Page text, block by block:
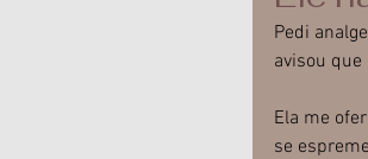
Pedi
avisou
Ela me
se